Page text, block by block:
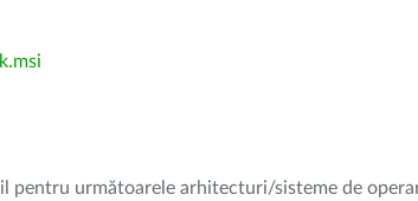
pentru următoarele arhitecturi/sisteme de